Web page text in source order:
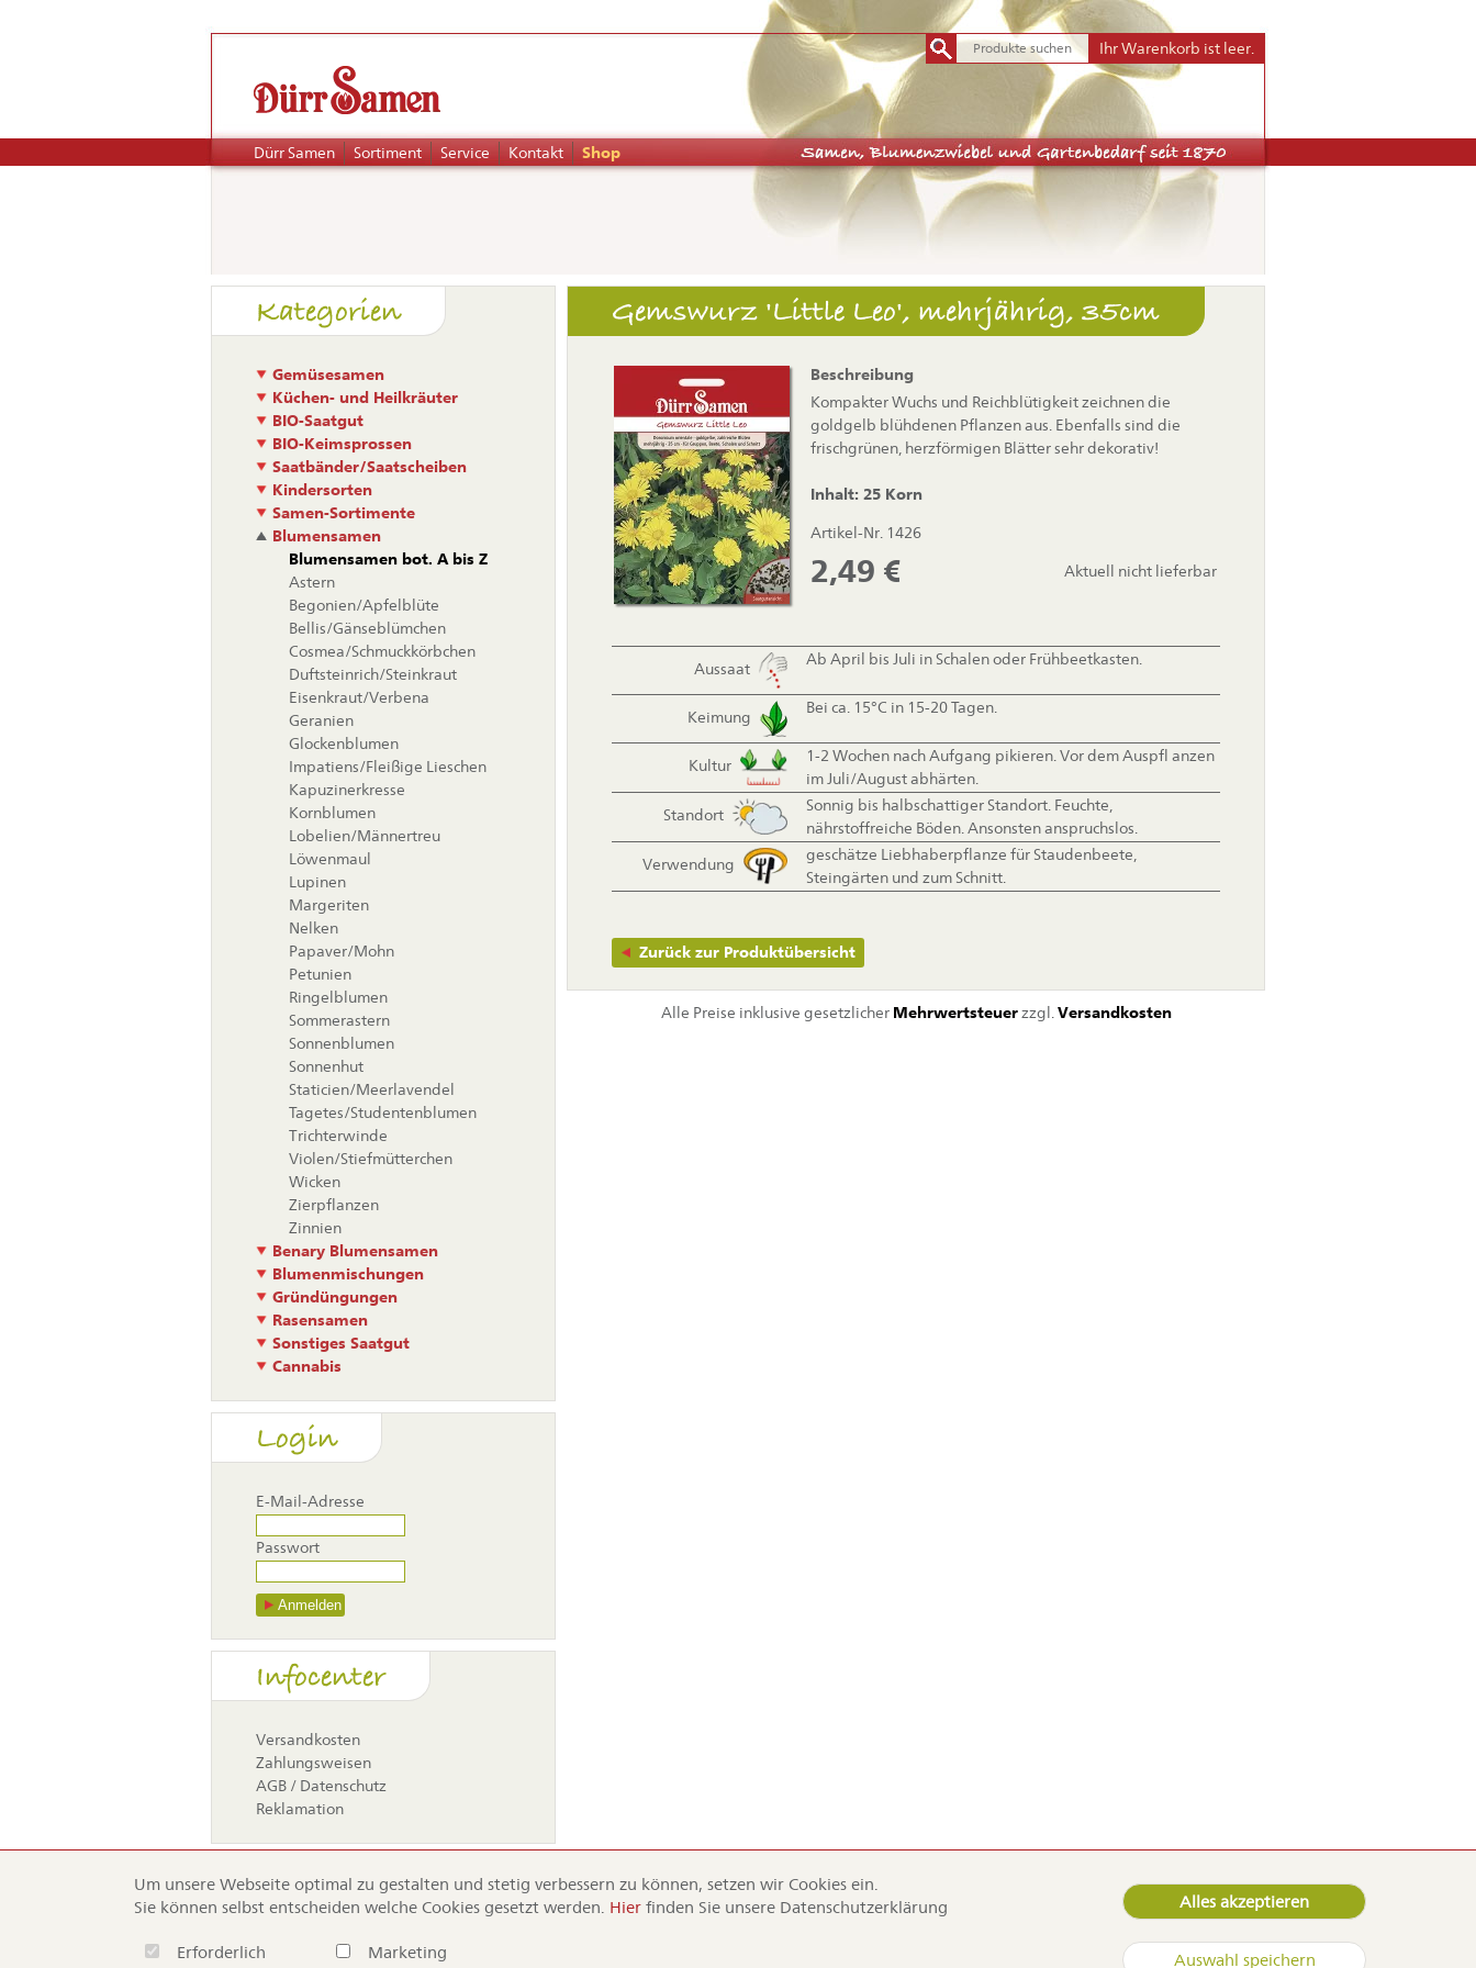
Navigation
überspringen
Dürr Samen Sortiment Service Kontakt Shop
Ihr Warenkorb ist leer.
Gemswurz 'Little Leo', mehrjährig, 35cm
Beschreibung
Kompakter Wuchs und Reichblütigkeit zeichnen die
goldgelb blühdenen Pflanzen aus. Ebenfalls sind die
frischgrünen, herzförmigen Blätter sehr dekorativ!
Inhalt: 25 Korn
Artikel-Nr. 1426
2,49 € Aktuell nicht lieferbar
Aussaat
Ab April bis Juli in Schalen oder Frühbeetkasten.
Keimung
Bei ca. 15°C in 15-20 Tagen.
Kultur
1-2 Wochen nach Aufgang pikieren. Vor dem Auspfl anzen
im Juli/August abhärten.
Standort
Sonnig bis halbschattiger Standort. Feuchte,
nährstoffreiche Böden. Ansonsten anspruchslos.
Verwendung
geschätze Liebhaberpflanze für Staudenbeete,
Steingärten und zum Schnitt.
Zurück zur Produktübersicht
Alle Preise inklusive gesetzlicher Mehrwertsteuerzzgl. Versandkosten
Kategorien
Gemüsesamen
Küchen- und Heilkräuter
BIO-Saatgut
BIO-Keimsprossen
Saatbänder/Saatscheiben
Kindersorten
Samen-Sortimente
Blumensamen
Blumensamen bot. A bis Z
Astern
Begonien/Apfelblüte
Bellis/Gänseblümchen
Cosmea/Schmuckkörbchen
Duftsteinrich/Steinkraut
Eisenkraut/Verbena
Geranien
Glockenblumen
Impatiens/Fleißige Lieschen
Kapuzinerkresse
Kornblumen
Lobelien/Männertreu
Löwenmaul
Lupinen
Margeriten
Nelken
Papaver/Mohn
Petunien
Ringelblumen
Sommerastern
Sonnenblumen
Sonnenhut
Staticien/Meerlavendel
Tagetes/Studentenblumen
Trichterwinde
Violen/Stiefmütterchen
Wicken
Zierpflanzen
Zinnien
Benary Blumensamen
Blumenmischungen
Gründüngungen
Rasensamen
Sonstiges Saatgut
Cannabis
Login
E-Mail-Adresse
Passwort
Anmelden
Infocenter
Versandkosten
Zahlungsweisen
AGB / Datenschutz
Reklamation
Navigation
Home
Um unsere Webseite optimal zu gestalten und stetig verbessern zu können, setzen wir Cookies ein.
Sie können selbst entscheiden welche Cookies gesetzt werden. Hier finden Sie unsere Datenschutzerklärung
Erforderlich Marketing
Alles akzeptieren
Auswahl speichern